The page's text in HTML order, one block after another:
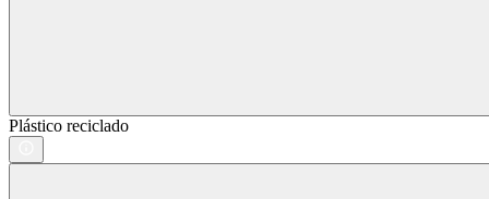
Plástico reciclado